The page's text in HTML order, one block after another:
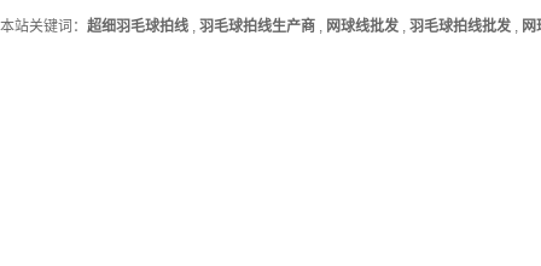
本站关键词： 超细羽毛球拍线 , 羽毛球拍线生产商 , 网球线批发 , 羽毛球拍线批发 , 网